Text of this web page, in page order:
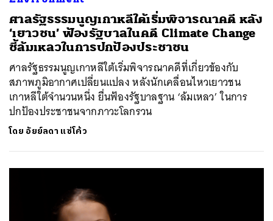
ศาลรัฐธรรมนูญเกาหลีใต้เริ่มพิจารณาคดี หลัง
‘เยาวชน’ ฟ้องรัฐบาลในคดี Climate Change
ชี้ล้มเหลวในการปกป้องประชาชน
ศาลรัฐธรรมนูญเกาหลีใต้เริ่มพิจารณาคดีที่เกี่ยวข้องกับ
สภาพภูมิอากาศเปลี่ยนแปลง หลังนักเคลื่อนไหวเยาวชน
เกาหลีใต้จำนวนหนึ่ง ยื่นฟ้องรัฐบาลฐาน ‘ล้มเหลว’ ในการ
ปกป้องประชาชนจากภาวะโลกรวน
โดย อัยย์ลดา แซ่โค้ว